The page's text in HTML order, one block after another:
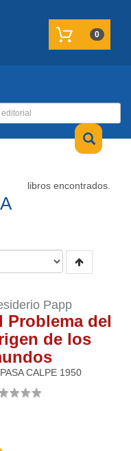
0
libros encontrados.
Papp
Problema del
de los
CALPE 1950